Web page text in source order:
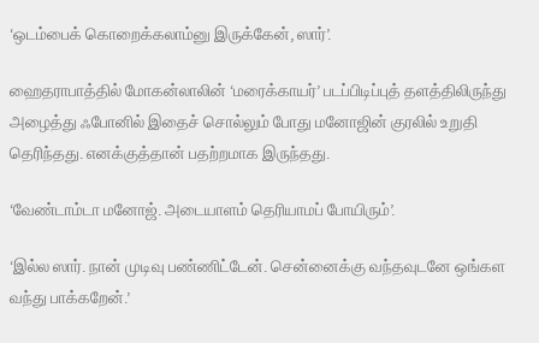
‘ஒடம்பைக் கொறைக்கலாம்னு இருக்கேன், ஸார்’.
ஹைதராபாத்தில் மோகன்லாலின் ‘மரைக்காயர்’ படப்பிடிப்புத் தளத்திலிருந்து
அழைத்து ஃபோனில் இதைச் சொல்லும் போது மனோஜின் குரலில் உறுதி
தெரிந்தது. எனக்குத்தான் பதற்றமாக இருந்தது.
‘வேண்டாம்டா மனோஜ். அடையாளம் தெரியாமப் போயிரும்’.
‘இல்ல ஸார். நான் முடிவு பண்ணிட்டேன். சென்னைக்கு வந்தவுடனே ஒங்கள
வந்து பாக்கறேன்.’